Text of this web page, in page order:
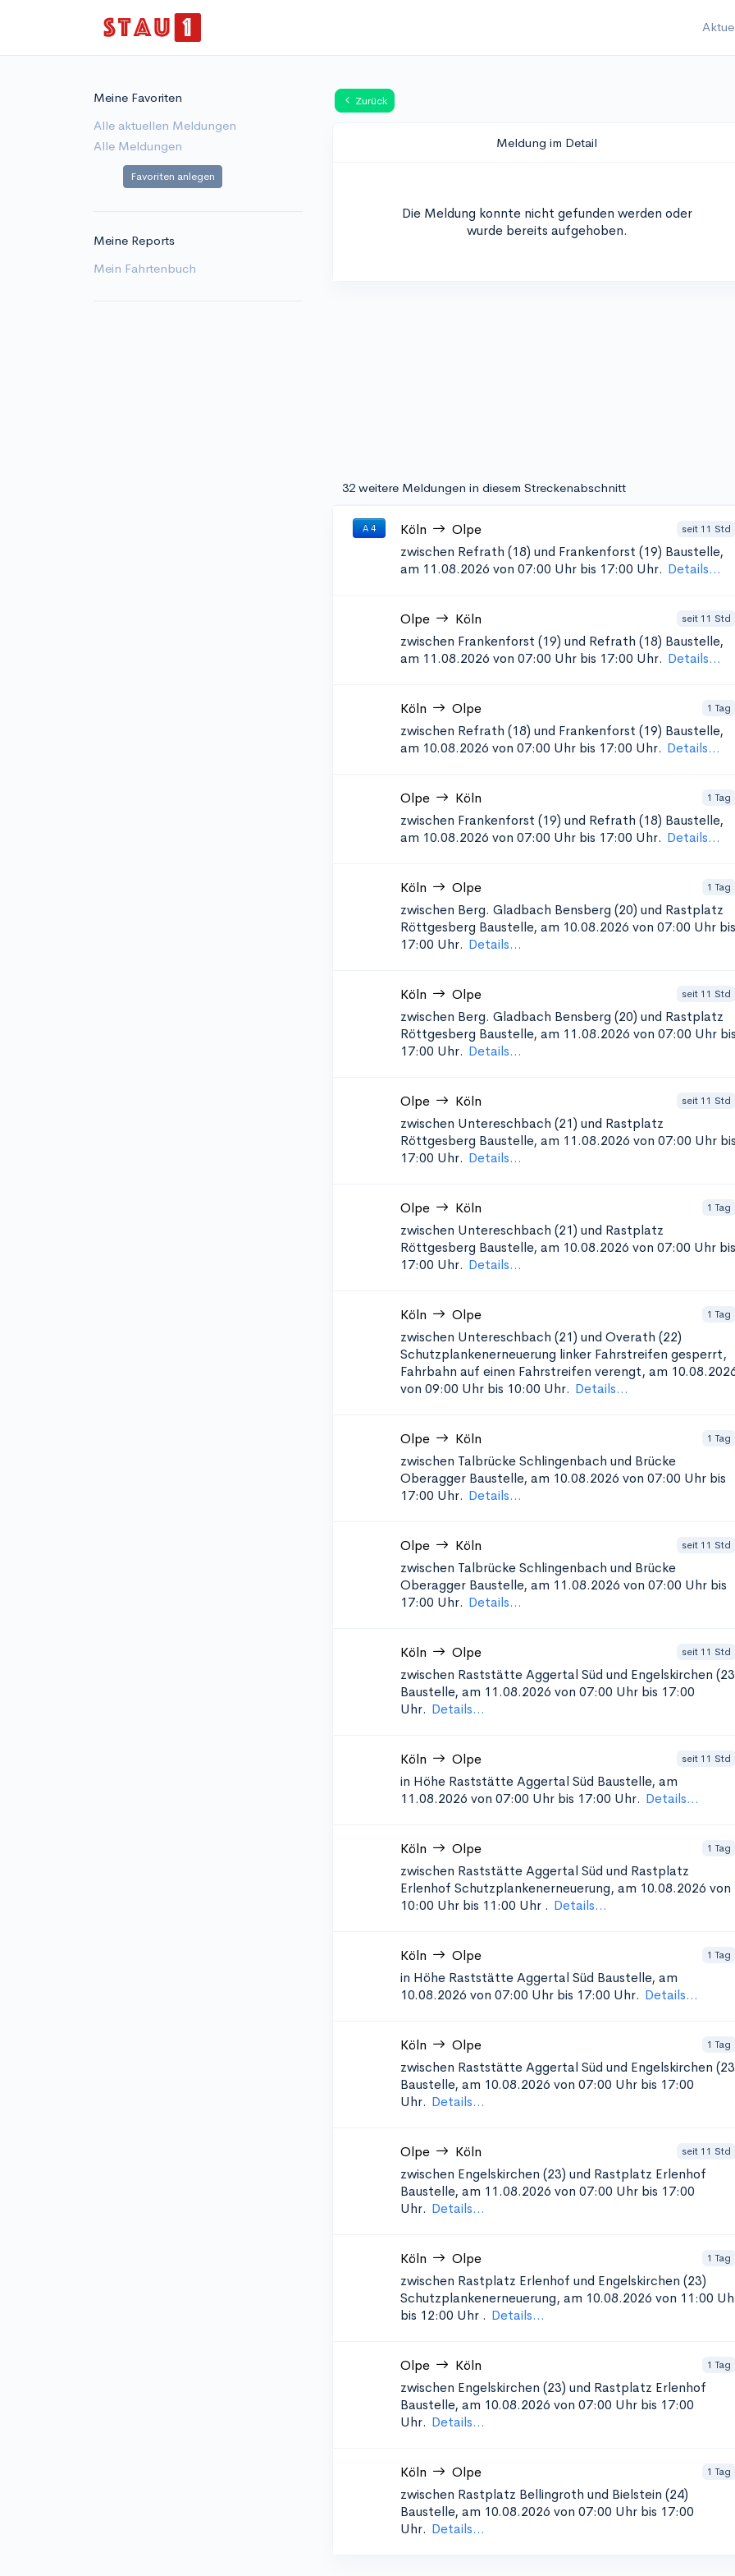
Meine Favoriten
Alle aktuellen Meldungen
Alle Meldungen
Favoriten anlegen
Meine Reports
Mein Fahrtenbuch
Zurück
Meldung im Detail
Die Meldung konnte nicht gefunden werden oder
wurde bereits aufgehoben.
32 weitere Meldungen in diesem Streckenabschnitt
A 4 Köln Olpe seit 11 Std
zwischen Refrath (18) und Frankenforst (19) Baustelle,
am 11.08.2026 von 07:00 Uhr bis 17:00 Uhr. Details...
Olpe Köln seit 11 Std
zwischen Frankenforst (19) und Refrath (18) Baustelle,
am 11.08.2026 von 07:00 Uhr bis 17:00 Uhr. Details...
Köln Olpe 1 Tag
zwischen Refrath (18) und Frankenforst (19) Baustelle,
am 10.08.2026 von 07:00 Uhr bis 17:00 Uhr. Details...
Olpe Köln 1 Tag
zwischen Frankenforst (19) und Refrath (18) Baustelle,
am 10.08.2026 von 07:00 Uhr bis 17:00 Uhr. Details...
Köln Olpe 1 Tag
zwischen Berg. Gladbach Bensberg (20) und Rastplatz
Röttgesberg Baustelle, am 10.08.2026 von 07:00 Uhr bis
17:00 Uhr. Details...
Köln Olpe seit 11 Std
zwischen Berg. Gladbach Bensberg (20) und Rastplatz
Röttgesberg Baustelle, am 11.08.2026 von 07:00 Uhr
17:00 Uhr. Details...
Olpe Köln seit 11 Std
zwischen Untereschbach (21) und Rastplatz
Röttgesberg Baustelle, am 11.08.2026 von 07:00 Uhr
17:00 Uhr. Details...
Olpe Köln 1 Tag
zwischen Untereschbach (21) und Rastplatz
Röttgesberg Baustelle, am 10.08.2026 von 07:00 Uhr bis
17:00 Uhr. Details...
Köln Olpe 1 Tag
zwischen Untereschbach (21) und Overath (22)
Schutzplankenerneuerung linker Fahrstreifen gesperrt,
Fahrbahn auf einen Fahrstreifen verengt, am
von 09:00 Uhr bis 10:00 Uhr. Details...
Olpe Köln 1 Tag
zwischen Talbrücke Schlingenbach und Brücke
Oberagger Baustelle, am 10.08.2026 von 07:00 Uhr bis
17:00 Uhr. Details...
Olpe Köln seit 11 Std
zwischen Talbrücke Schlingenbach und Brücke
Oberagger Baustelle, am 11.08.2026 von 07:00 Uhr bis
17:00 Uhr. Details...
Köln Olpe seit 11 Std
zwischen Raststätte Aggertal Süd und Engelskirchen
Baustelle, am 11.08.2026 von 07:00 Uhr bis 17:00
Uhr. Details...
Köln Olpe seit 11 Std
in Höhe Raststätte Aggertal Süd Baustelle, am
11.08.2026 von 07:00 Uhr bis 17:00 Uhr. Details...
Köln Olpe 1 Tag
zwischen Raststätte Aggertal Süd und Rastplatz
Erlenhof Schutzplankenerneuerung, am 10.08.2026 von
10:00 Uhr bis 11:00 Uhr . Details...
Köln Olpe 1 Tag
in Höhe Raststätte Aggertal Süd Baustelle, am
10.08.2026 von 07:00 Uhr bis 17:00 Uhr. Details...
Köln Olpe 1 Tag
zwischen Raststätte Aggertal Süd und Engelskirchen
Baustelle, am 10.08.2026 von 07:00 Uhr bis 17:00
Uhr. Details...
Olpe Köln seit 11 Std
zwischen Engelskirchen (23) und Rastplatz Erlenhof
Baustelle, am 11.08.2026 von 07:00 Uhr bis 17:00
Uhr. Details...
Köln Olpe 1 Tag
zwischen Rastplatz Erlenhof und Engelskirchen (23)
Schutzplankenerneuerung, am 10.08.2026 von 11:00
bis 12:00 Uhr . Details...
Olpe Köln 1 Tag
zwischen Engelskirchen (23) und Rastplatz Erlenhof
Baustelle, am 10.08.2026 von 07:00 Uhr bis 17:00
Uhr. Details...
Köln Olpe 1 Tag
zwischen Rastplatz Bellingroth und Bielstein (24)
Baustelle, am 10.08.2026 von 07:00 Uhr bis 17:00
Uhr. Details...